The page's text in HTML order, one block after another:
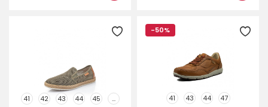
41 42 43 44 45 ...
-50%
41 43 44 47